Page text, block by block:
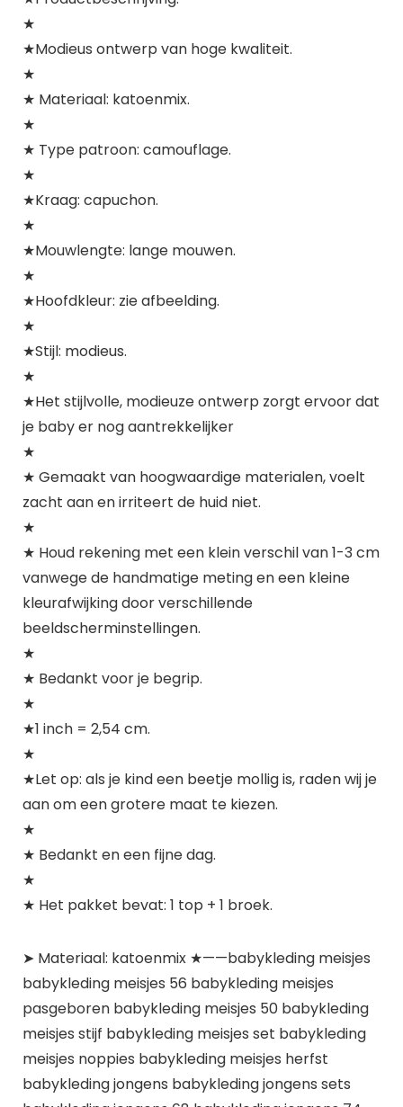
★
★Modieus ontwerp van hoge kwaliteit.
★
★ Materiaal: katoenmix.
★
★ Type patroon: camouflage.
★
★Kraag: capuchon.
★
★Mouwlengte: lange mouwen.
★
★Hoofdkleur: zie afbeelding.
★
★Stijl: modieus.
★
★Het stijlvolle, modieuze ontwerp zorgt ervoor dat
je baby er nog aantrekkelijker
★
★ Gemaakt van hoogwaardige materialen, voelt
zacht aan en irriteert de huid niet.
★
★ Houd rekening met een klein verschil van 1-3 cm
vanwege de handmatige meting en een kleine
kleurafwijking door verschillende
beeldscherminstellingen.
★
★ Bedankt voor je begrip.
★
★1 inch = 2,54 cm.
★
★Let op: als je kind een beetje mollig is, raden wij je
aan om een grotere maat te kiezen.
★
★ Bedankt en een fijne dag.
★
★ Het pakket bevat: 1 top + 1 broek.
➤ Materiaal: katoenmix ★——babykleding meisjes
babykleding meisjes 56 babykleding meisjes
pasgeboren babykleding meisjes 50 babykleding
meisjes stijf babykleding meisjes set babykleding
meisjes noppies babykleding meisjes herfst
babykleding jongens babykleding jongens sets